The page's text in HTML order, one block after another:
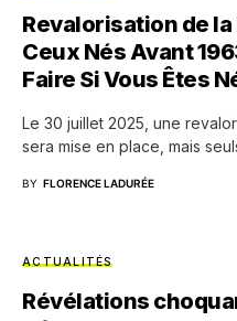
Revalorisation de
Ceux Nés Avant
Faire Si Vous Êtes
Le 30 juillet 2025, une
sera mise en place, mais
BY FLORENCE LADURÉE
ACTUALITÉS
Révélations